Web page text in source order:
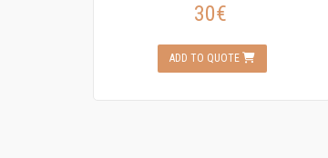
30€
ADD TO QUOTE